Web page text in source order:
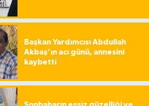
Başkan Yardımcısı Abdullah
Akbaş’ın acı günü, annesini
kaybetti